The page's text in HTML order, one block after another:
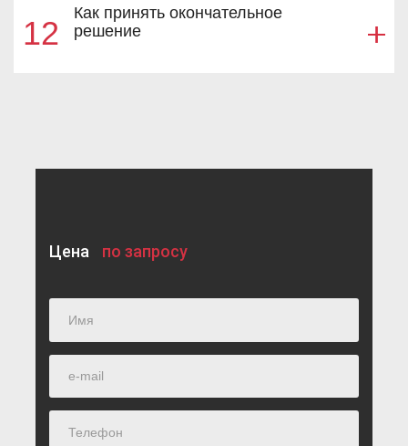
12
Как принять окончательное
решение
Цена по запросу